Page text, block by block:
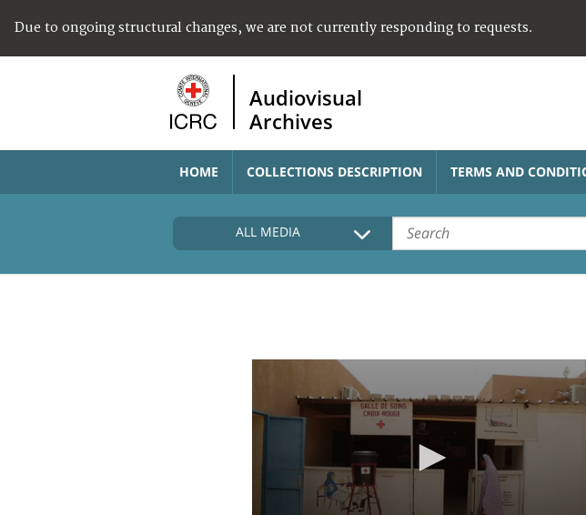
Due to ongoing structural changes, we are not currently responding to requests.
Audiovisual
Archives
HOME COLLECTIONS DESCRIPTION TERMS AND
ALL MEDIA